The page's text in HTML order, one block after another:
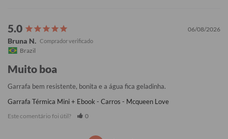
06/08/2026
Bruna N.
Brazil
Muito boa
Garrafa bem resistente, bonita e a água fica geladinha.
Garrafa Térmica Mini + Ebook - Carros - Mcqueen Love
Este comentário foi útil? 0